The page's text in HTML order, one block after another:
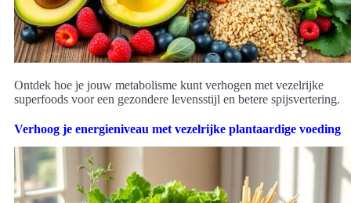
Ontdek hoe je jouw metabolisme kunt verhogen met vezelrijke
superfoods voor een gezondere levensstijl en betere spijsvertering.
Verhoog je energieniveau met vezelrijke plantaardige voeding